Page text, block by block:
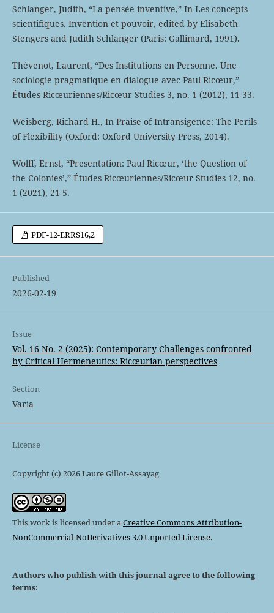
Schlanger, Judith, “La pensée inventive,” In Les concepts
scientifiques. Invention et pouvoir, edited by Elisabeth
Stengers and Judith Schlanger (Paris: Gallimard, 1991).
Thévenot, Laurent, “Des Institutions en Personne. Une
sociologie pragmatique en dialogue avec Paul Ricœur,”
Études Ricœuriennes/Ricœur Studies 3, no. 1 (2012), 11-33.
Weisberg, Richard H., In Praise of Intransigence: The Perils
of Flexibility (Oxford: Oxford University Press, 2014).
Wolff, Ernst, “Presentation: Paul Ricœur, ‘the Question of
the Colonies’,” Études Ricœuriennes/Ricœur Studies 12, no.
1 (2021), 21-5.
PDF-12-ERRS16,2
Published
2026-02-19
Issue
Vol. 16 No. 2 (2025): Contemporary Challenges confronted
by Critical Hermeneutics: Ricœurian perspectives
Section
Varia
License
Copyright (c) 2026 Laure Gillot-Assayag
This work is licensed under aCreative Commons Attribution-
NonCommercial-NoDerivatives 3.0 Unported License.
Authors who publish with this journal agree to the following
terms: